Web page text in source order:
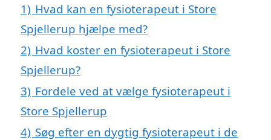
1) Hvad kan en fysioterapeut i Store
Spjellerup hjælpe med?
2) Hvad koster en fysioterapeut i Store
Spjellerup?
3) Fordele ved at vælge fysioterapeut i
Store Spjellerup
4) Søg efter en dygtig fysioterapeut i de